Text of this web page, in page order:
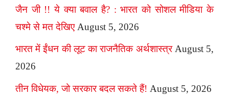
जैन जी !! ये क्या बवाल है? : भारत को सोशल मीडिया के
चश्मे से मत देखिए August 5, 2026
भारत में ईंधन की लूट का राजनैतिक अर्थशास्त्र August 5,
2026
तीन विधेयक, जो सरकार बदल सकते हैं! August 5, 2026